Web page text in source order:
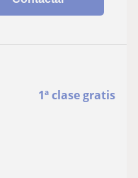
1ª clase gratis